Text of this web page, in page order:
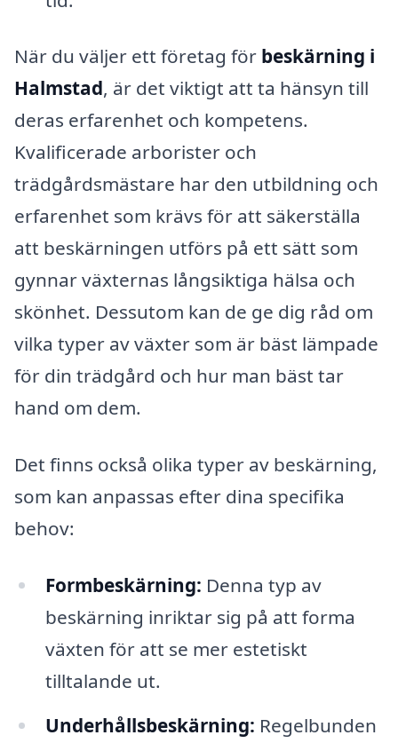
När du väljer ett företag för beskärning i
Halmstad, är det viktigt att ta hänsyn till
deras erfarenhet och kompetens.
Kvalificerade arborister och
trädgårdsmästare har den utbildning och
erfarenhet som krävs för att säkerställa
att beskärningen utförs på ett sätt som
gynnar växternas långsiktiga hälsa och
skönhet. Dessutom kan de ge dig råd om
vilka typer av växter som är bäst lämpade
för din trädgård och hur man bäst tar
hand om dem.
Det finns också olika typer av beskärning,
som kan anpassas efter dina specifika
behov:
Formbeskärning: Denna typ av
beskärning inriktar sig på att forma
växten för att se mer estetiskt
tilltalande ut.
Underhållsbeskärning: Regelbunden